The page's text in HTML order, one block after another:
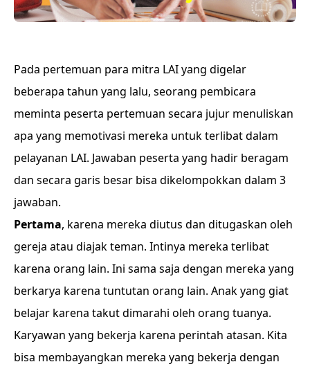
Pada pertemuan para mitra LAI yang digelar
beberapa tahun yang lalu, seorang pembicara
meminta peserta pertemuan secara jujur menuliskan
apa yang memotivasi mereka untuk terlibat dalam
pelayanan LAI. Jawaban peserta yang hadir beragam
dan secara garis besar bisa dikelompokkan dalam 3
jawaban.
Pertama, karena mereka diutus dan ditugaskan oleh
gereja atau diajak teman. Intinya mereka terlibat
karena orang lain. Ini sama saja dengan mereka yang
berkarya karena tuntutan orang lain. Anak yang giat
belajar karena takut dimarahi oleh orang tuanya.
Karyawan yang bekerja karena perintah atasan. Kita
bisa membayangkan mereka yang bekerja dengan